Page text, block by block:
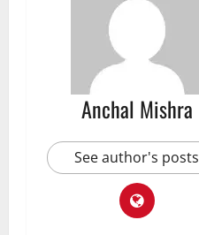
Anchal Mishra
See author's posts